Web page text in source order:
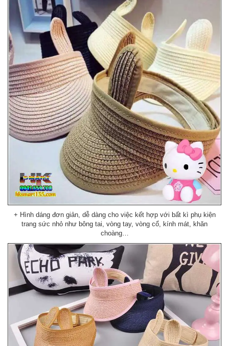
+ Hình dáng đơn giản, dễ dàng cho việc kết hợp với bất kì phụ kiện
trang sức nhỏ như bông tai, vòng tay, vòng cổ, kính mát, khăn
choàng…